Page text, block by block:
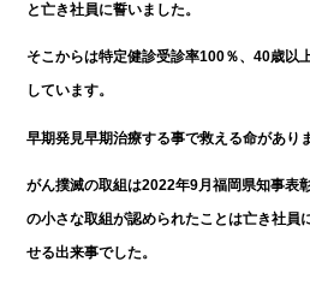
と亡き社員に誓いました。
そこからは特定健診受診率100％、40歳以
しています。
早期発見早期治療する事で救える命があり
がん撲滅の取組は2022年9月福岡県知事表
の小さな取組が認められたことは亡き社員
せる出来事でした。